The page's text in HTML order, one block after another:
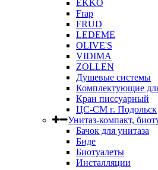
EKKO
Frap
FRUD
LEDEME
OLIVE'S
VIDIMA
ZOLLEN
Душевые системы
Комплектующие
Кран писсуарный
ЦС-СМ г. Подольск
Унитаз-компакт,
Бачок для унитаза
Биде
Биотуалеты
Инсталляции